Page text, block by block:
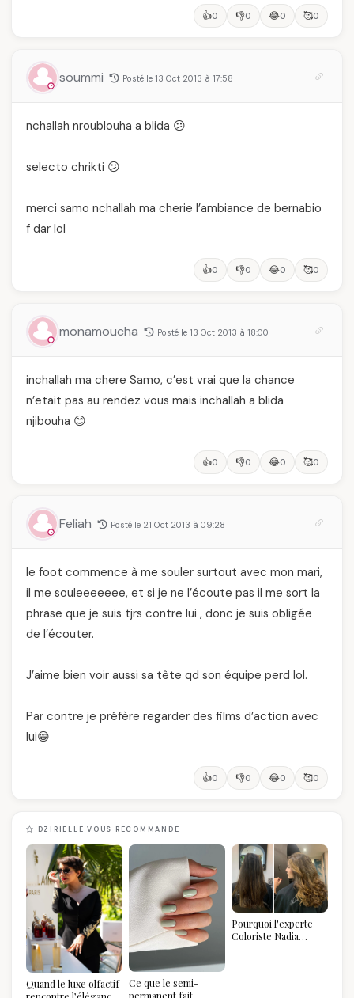
👍0 👎0 😂0 🥰0
soummi Posté le 13 Oct 2013 à 17:58
nchallah nroublouha a blida 😕
selecto chrikti 😕
merci samo nchallah ma cherie l’ambiance de bernabio
f dar lol
👍0 👎0 😂0 🥰0
monamoucha Posté le 13 Oct 2013 à 18:00
inchallah ma chere Samo, c’est vrai que la chance
n’etait pas au rendez vous mais inchallah a blida
njibouha 😊
👍0 👎0 😂0 🥰0
Feliah Posté le 21 Oct 2013 à 09:28
le foot commence à me souler surtout avec mon mari,
il me souleeeeeee, et si je ne l’écoute pas il me sort la
phrase que je suis tjrs contre lui , donc je suis obligée
de l’écouter.
J’aime bien voir aussi sa tête qd son équipe perd lol.
Par contre je préfère regarder des films d’action avec
lui😁
👍0 👎0 😂0 🥰0
DZIRIELLE VOUS RECOMMANDE
Quand le luxe olfactif
Ce que le semi-
permanent fait
Pourquoi l'experte
Coloriste Nadia